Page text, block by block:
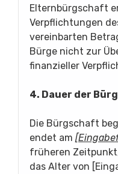
Elternbürgschaft
Verpflichtungen
vereinbarten
Bürge nicht zur
finanzieller
4. Dauer der
Die Bürgschaft
endet am
früheren
das Alter von